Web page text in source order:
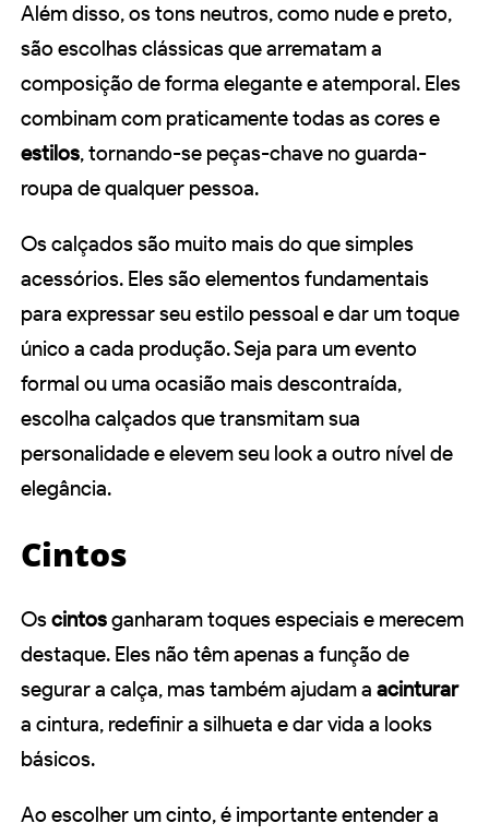
Além disso, os tons neutros, como nude e preto,
são escolhas clássicas que arrematam a
composição de forma elegante e atemporal. Eles
combinam com praticamente todas as cores e
estilos, tornando-se peças-chave no guarda-
roupa de qualquer pessoa.
Os calçados são muito mais do que simples
acessórios. Eles são elementos fundamentais
para expressar seu estilo pessoal e dar um toque
único a cada produção. Seja para um evento
formal ou uma ocasião mais descontraída,
escolha calçados que transmitam sua
personalidade e elevem seu look a outro nível de
elegância.
Cintos
Oscintosganharam toques especiais e merecem
destaque. Eles não têm apenas a função de
segurar a calça, mas também ajudam a acinturar
a cintura, redefinir a silhueta e dar vida a looks
básicos.
Ao escolher um cinto, é importante entender a